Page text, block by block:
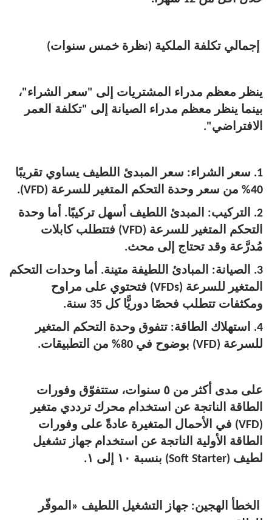
إجمالي تكلفة الملكية (نظرة خمس سنوات)
ينظر معظم مدراء المشتريات إلى "سعر الشراء"،
بينما ينظر معظم مدراء الصيانة إلى "تكلفة العمر
الافتراضي".
1. سعر الشراء: سعر المبدئ اللطيف يساوي تقريبًا
40% من سعر وحدة التحكم المتغير للسرعة (VFD).
2. التركيب: المبدئ اللطيف أسهل تركيبًا. أما وحدة
التحكم المتغير للسرعة (VFD) فتتطلب كابلات
مُدرَّعة وقد تحتاج إلى محث.
3. الصيانة: المبادئ اللطيفة متينة. أما وحدات التحكم
المتغير للسرعة (VFDs) فتحتوي على مراوح
ومكثفات تتطلب فحصًا دوريًّا كل 35 سنة.
4. استهلاك الطاقة: تتفوق وحدة التحكم المتغير
للسرعة (VFD) بوضوح في 80% من التطبيقات.
على مدى أكثر من ٥ سنوات، ستتفوّق وفورات
الطاقة الناتجة عن استخدام محرك ترددي متغير
(VFD) في الأحمال المتغيرة عادةً على وفورات
الطاقة الأولية الناتجة عن استخدام جهاز تشغيل
لطيف (Soft Starter) بنسبة ١٠ إلى ١.
الخطأ الهجين: جهاز التشغيل اللطيف «الموفّر